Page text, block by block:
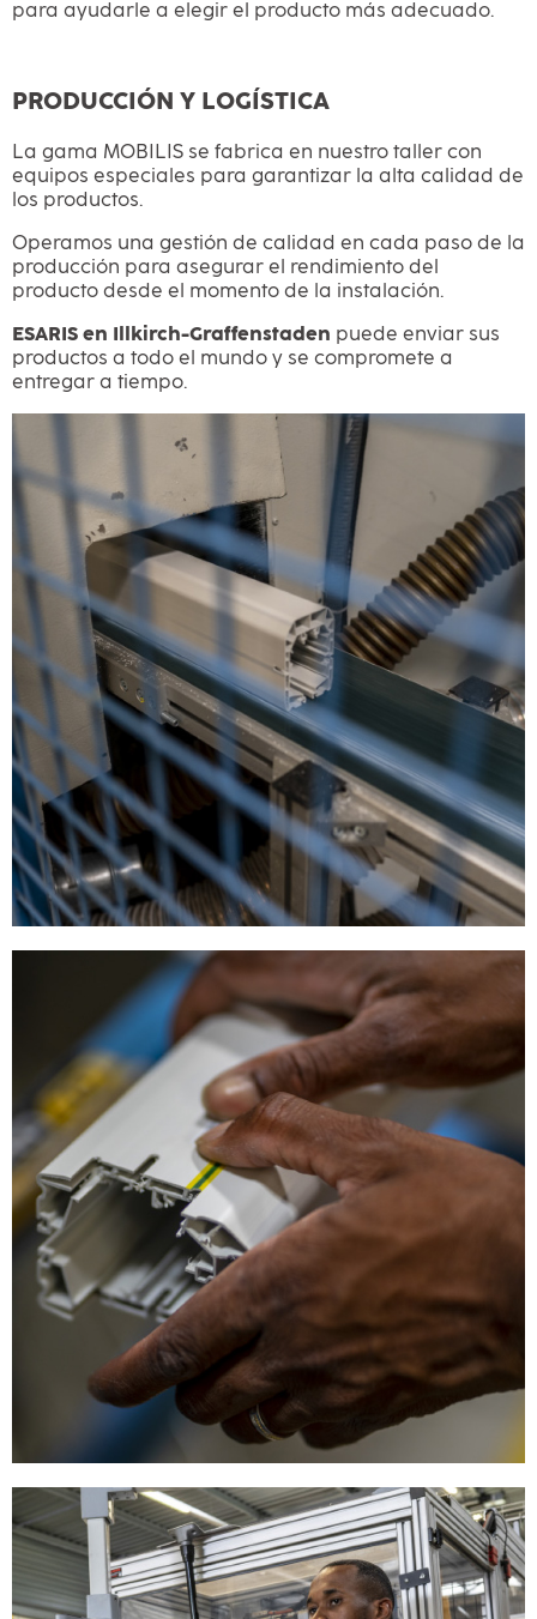
para ayudarle a elegir el producto más adecuado.
PRODUCCIÓN Y LOGÍSTICA
La gama MOBILIS se fabrica en nuestro taller con
equipos especiales para garantizar la alta calidad de
los productos.
Operamos una gestión de calidad en cada paso de la
producción para asegurar el rendimiento del
producto desde el momento de la instalación.
ESARIS en Illkirch-Graffenstaden puede enviar sus
productos a todo el mundo y se compromete a
entregar a tiempo.